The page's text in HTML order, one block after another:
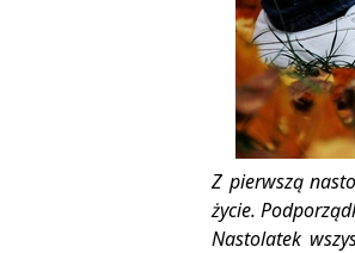
Z pierwszą
życie.
Nastolatek